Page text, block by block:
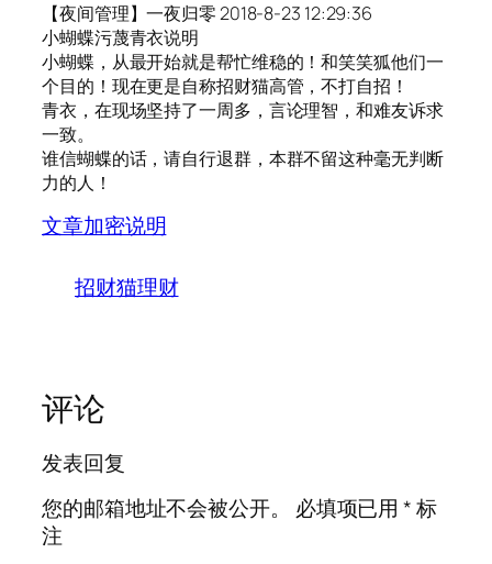
【夜间管理】一夜归零 2018-8-23 12:29:36
小蝴蝶污蔑青衣说明
小蝴蝶，从最开始就是帮忙维稳的！和笑笑狐他们一
个目的！现在更是自称招财猫高管，不打自招！
青衣，在现场坚持了一周多，言论理智，和难友诉求
一致。
谁信蝴蝶的话，请自行退群，本群不留这种毫无判断
力的人！
文章加密说明
招财猫理财
评论
发表回复
您的邮箱地址不会被公开。
必填项已用*标
注